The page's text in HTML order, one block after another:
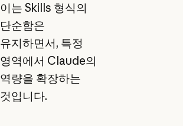
이는 Skills 형식의
단순함은
유지하면서, 특정
영역에서 Claude의
역량을 확장하는
것입니다.